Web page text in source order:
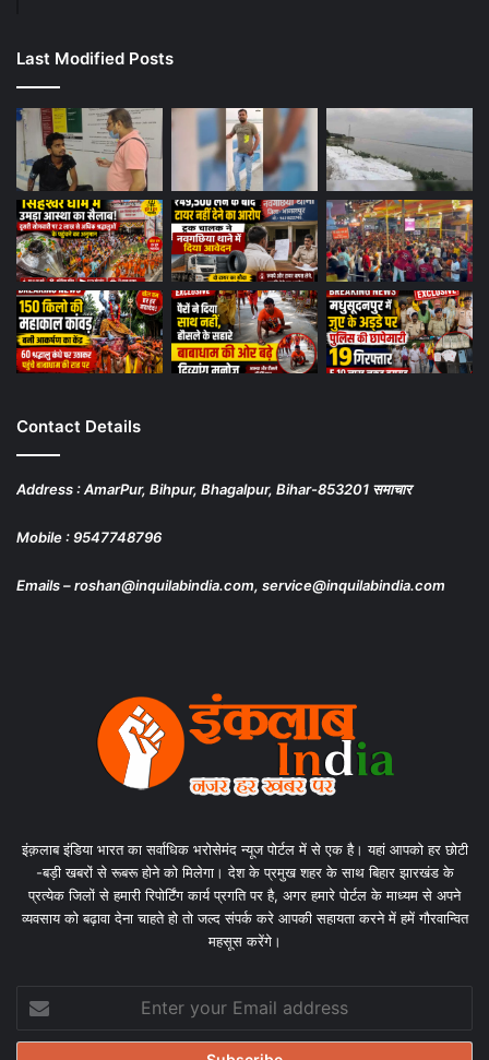
Last Modified Posts
Contact Details
Address : AmarPur, Bihpur, Bhagalpur, Bihar-853201 समाचार
Mobile : 9547748796
Emails – roshan@inquilabindia.com, service@inquilabindia.com
इंक़लाब इंडिया भारत का सर्वाधिक भरोसेमंद न्यूज पोर्टल में से एक है। यहां आपको हर छोटी
-बड़ी खबरों से रूबरू होने को मिलेगा। देश के प्रमुख शहर के साथ बिहार झारखंड के
प्रत्येक जिलों से हमारी रिपोर्टिंग कार्य प्रगति पर है, अगर हमारे पोर्टल के माध्यम से अपने
व्यवसाय को बढ़ावा देना चाहते हो तो जल्द संपर्क करे आपकी सहायता करने में हमें गौरवान्वित
महसूस करेंगे।
your
Email